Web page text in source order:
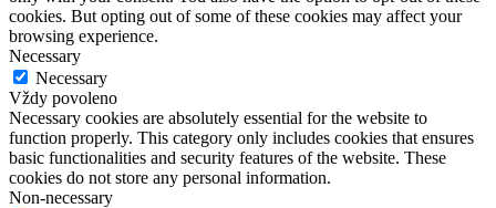
cookies. But opting out of some of these cookies may affect your
browsing experience.
Necessary
Necessary
Vždy povoleno
Necessary cookies are absolutely essential for the website to
function properly. This category only includes cookies that ensures
basic functionalities and security features of the website. These
cookies do not store any personal information.
Non-necessary